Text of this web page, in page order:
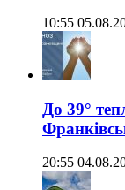
10:55
До 39°
20:55